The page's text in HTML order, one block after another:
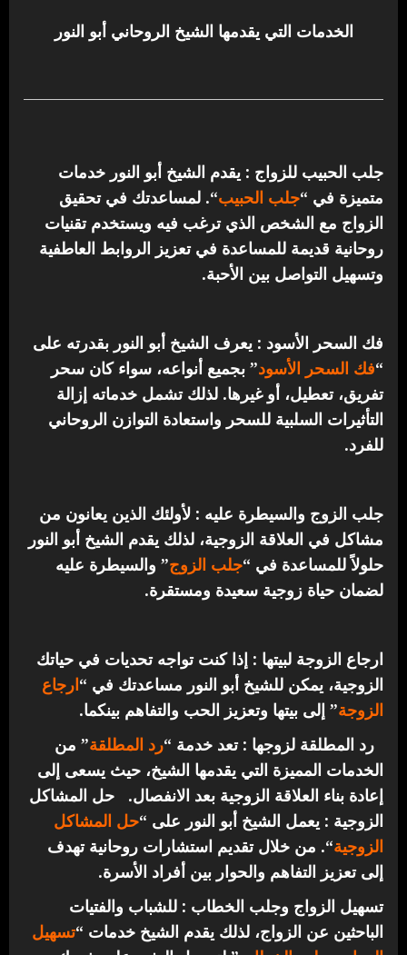
الخدمات التي يقدمها الشيخ الروحاني أبو النور
جلب الحبيب للزواج : يقدم الشيخ أبو النور خدمات
متميزة في “جلب الحبيب“. لمساعدتك في تحقيق
الزواج مع الشخص الذي ترغب فيه ويستخدم تقنيات
روحانية قديمة للمساعدة في تعزيز الروابط العاطفية
وتسهيل التواصل بين الأحبة.
فك السحر الأسود : يعرف الشيخ أبو النور بقدرته على
“فك السحر الأسود” بجميع أنواعه، سواء كان سحر
تفريق، تعطيل، أو غيرها. لذلك تشمل خدماته إزالة
التأثيرات السلبية للسحر واستعادة التوازن الروحاني
للفرد.
جلب الزوج والسيطرة عليه : لأولئك الذين يعانون من
مشاكل في العلاقة الزوجية، لذلك يقدم الشيخ أبو النور
حلولاً للمساعدة في “جلب الزوج” والسيطرة عليه
لضمان حياة زوجية سعيدة ومستقرة.
ارجاع الزوجة لبيتها : إذا كنت تواجه تحديات في حياتك
الزوجية، يمكن للشيخ أبو النور مساعدتك في “ارجاع
الزوجة” إلى بيتها وتعزيز الحب والتفاهم بينكما.
رد المطلقة لزوجها : تعد خدمة “رد المطلقة” من
الخدمات المميزة التي يقدمها الشيخ، حيث يسعى إلى
إعادة بناء العلاقة الزوجية بعد الانفصال.
حل المشاكل
الزوجية : يعمل الشيخ أبو النور على “حل المشاكل
الزوجية“. من خلال تقديم استشارات روحانية تهدف
إلى تعزيز التفاهم والحوار بين أفراد الأسرة.
تسهيل الزواج وجلب الخطاب : للشباب والفتيات
الباحثين عن الزواج، لذلك يقدم الشيخ خدمات “تسهيل